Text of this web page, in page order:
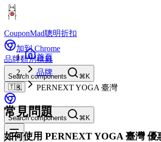
CouponMad聰明折扣
加到 Chrome
品牌類別標籤
Search components
⌘K
🇹🇼
Search components ⌘K
首頁
品牌
PERNEXT YOGA 臺灣
常見問題
如何使用 PERNEXT YOGA 臺灣 優